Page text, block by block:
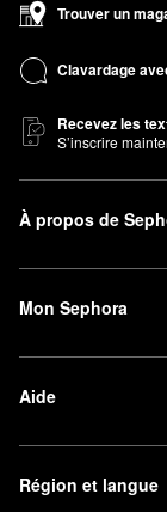
Trouver un
Clavardage
Recevez les
S’inscrire
À propos de
Mon Sephora
Aide
Région et langue